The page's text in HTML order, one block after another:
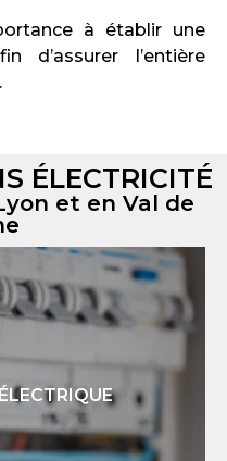
à établir une
d’assurer l’entière
ÉLECTRICITÉ
et en Val de